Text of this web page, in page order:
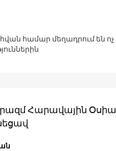
համար մեղադրում են ոչ
Հարավային